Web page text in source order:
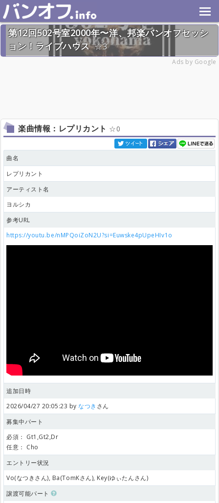
第12回502号室2000年〜洋、邦楽バンオフセッシ
ョン！ライブハウス
3
Ads by Google
楽曲情報：レプリカント 0
曲名
レプリカント
アーティスト名
ヨルシカ
参考URL
https://youtu.be/nMPQoiZoN2U?si=Euwske4pUpeHIv1o
追加日時
2026/04/27 20:05:23 byなつき さん
募集中パート
必須： Gt1,Gt2,Dr
任意： Cho
エントリー状況
Vo(なつきさん), Ba(TomKさん), Key(ゆぃたんさん)
譲渡可能パート